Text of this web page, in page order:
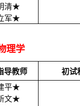
清★
军★
理学
导教师 初试
平★
文★